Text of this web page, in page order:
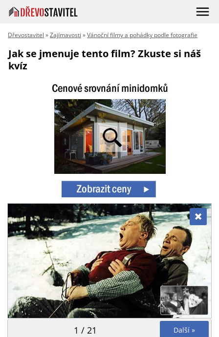
Dřevostavitel »Zajímavosti »Vánoční filmy a pohádky podle fotografie
Jak se jmenuje tento film? Zkuste si náš
kvíz
Další »
1 / 21